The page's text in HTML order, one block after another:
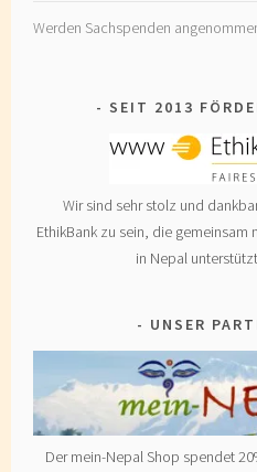
Werden Sachspenden
SEIT 2013
Wir sind sehr stolz und
EthikBank zu sein, die gemeinsam
in Nepal
UNSER
Der mein-Nepal Shop spendet